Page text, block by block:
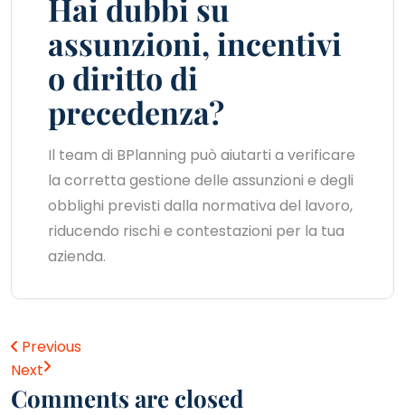
Hai dubbi su
assunzioni, incentivi
o diritto di
precedenza?
Il team di BPlanning può aiutarti a verificare
la corretta gestione delle assunzioni e degli
obblighi previsti dalla normativa del lavoro,
riducendo rischi e contestazioni per la tua
azienda.
Previous
Next
Comments are closed